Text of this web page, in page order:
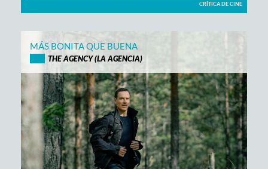
CRÍTICA DE CINE
MÁS BONITA QUE BUENA
THE AGENCY (LA AGENCIA)